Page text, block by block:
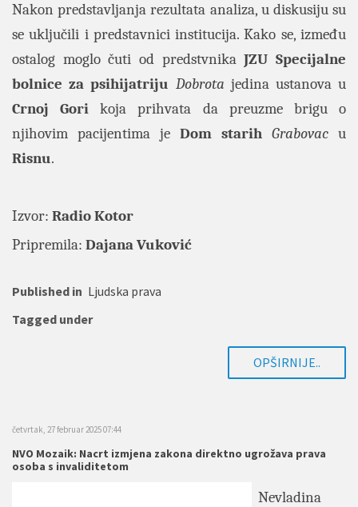
Nakon predstavljanja rezultata analiza, u diskusiju su
se uključili i predstavnici institucija. Kako se, između
ostalog moglo čuti od predstvnikaJZU Specijalne
bolnice za psihijatriju Dobrota jedina ustanova u
Crnoj Gorikoja prihvata da preuzme brigu o
njihovim pacijentima je Dom starih Grabovac u
Risnu.
Izvor: Radio Kotor
Pripremila: Dajana Vuković
Published in Ljudska prava
Tagged under
OPŠIRNIJE..
četvrtak, 27 februar 2025 07:44
NVO Mozaik: Nacrt izmjena zakona direktno ugrožava prava
osoba s invaliditetom
Nevladina